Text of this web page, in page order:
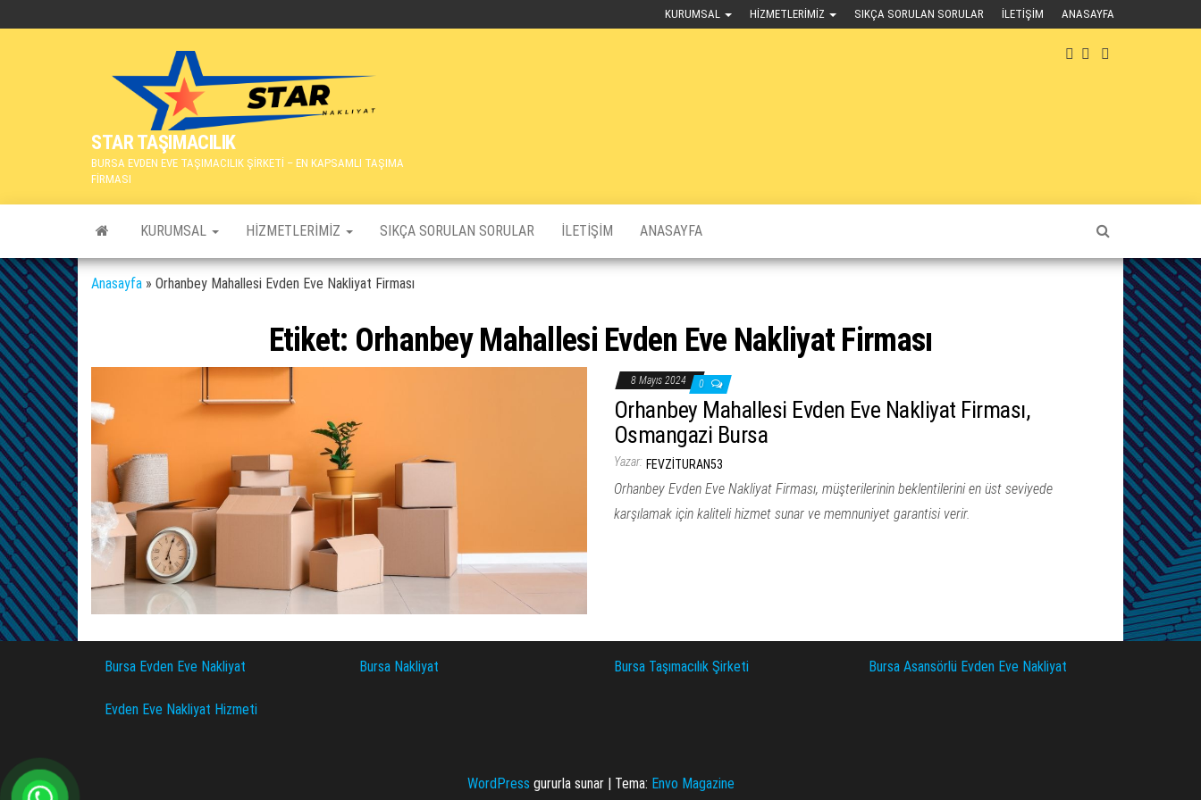
KURUMSAL HIZMETLERIMIZ SIKÇA SORULAN SORULAR İLETIŞIM ANASAYFA
STAR TAŞIMACILIK
BURSA EVDEN EVE TAŞIMACILIK ŞİRKETİ – EN KAPSAMLI TAŞIMA
FİRMASI
KURUMSAL HIZMETLERIMIZ SIKÇA SORULAN SORULAR İLETIŞIM ANASAYFA
Anasayfa » Orhanbey Mahallesi Evden Eve Nakliyat Firması
Etiket: Orhanbey Mahallesi Evden Eve Nakliyat Firması
8 Mayıs 2024 0
Orhanbey Mahallesi Evden Eve Nakliyat Firması,
Osmangazi Bursa
Yazar: FEVZITURAN53
Orhanbey Evden Eve Nakliyat Firması, müşterilerinin beklentilerini en üst seviyede
karşılamak için kaliteli hizmet sunar ve memnuniyet garantisi verir.
Bursa Evden Eve Nakliyat Bursa Nakliyat Bursa Taşımacılık Şirketi Bursa Asansörlü Evden Eve Nakliyat
Evden Eve Nakliyat Hizmeti
WordPress gururla sunar Tema: Envo Magazine